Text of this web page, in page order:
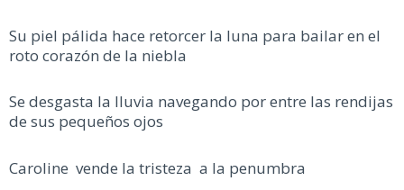
Su piel pálida hace retorcer la luna para bailar en el
roto corazón de la niebla
Se desgasta la lluvia navegando por entre las rendijas
de sus pequeños ojos
Caroline vende la tristeza a la penumbra